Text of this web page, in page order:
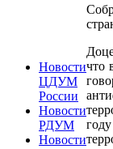
Новости
ЦДУМ
России
Новости
РДУМ
Новости
что